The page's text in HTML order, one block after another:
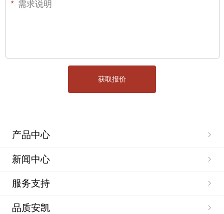
产品中心
新闻中心
服务支持
品质安凯